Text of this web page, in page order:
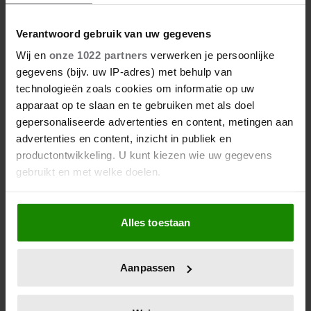
Verantwoord gebruik van uw gegevens
Wij en onze 1022 partners verwerken je persoonlijke
gegevens (bijv. uw IP-adres) met behulp van
technologieën zoals cookies om informatie op uw
apparaat op te slaan en te gebruiken met als doel
gepersonaliseerde advertenties en content, metingen aan
advertenties en content, inzicht in publiek en
productontwikkeling. U kunt kiezen wie uw gegevens
gebruikt en met welke doelen.
Als u het toestaat, willen we ook graag:
Informatie verzamelen over uw geografische
locatie, die tot een paar meter nauwkeurig kan zijn
scannen op specifieke eigenschappen (fingerprinting)
Alles toestaan
Aanpassen
Zweten in je slaap: 4 tips om er
iets aan te doen